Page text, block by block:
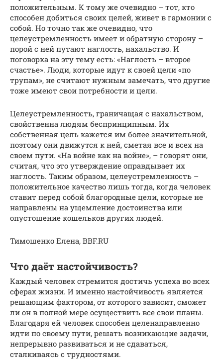
положительным. К тому же очевидно – тот, кто
способен добиться своих целей, живет в гармонии с
собой. Но точно так же очевидно, что
целеустремленность имеет и обратную сторону –
порой с ней путают наглость, нахальство. И
поговорка на эту тему есть: «Наглость – второе
счастье». Люди, которые идут к своей цели «по
трупам», не считают нужным замечать, что другие
тоже имеют свои потребности и цели.
Целеустремленность, граничащая с нахальством,
свойственна людям беспринципным. Их
собственная цель кажется им более значительной,
поэтому они движутся к ней, сметая все и всех на
своем пути. «На войне как на войне», – говорят они,
считая, что это утверждение оправдывает их
наглость. Таким образом, целеустремленность –
положительное качество лишь тогда, когда человек
ставит перед собой благородные цели, которые не
направлены на ущемление достоинства или
опустошение кошельков других людей.
Тимошенко Елена, BBF.RU
Что даёт настойчивость?
Каждый человек стремится достичь успеха во всех
сферах жизни. И именно настойчивость является
решающим фактором, от которого зависит, сможет
ли он в полной мере осуществить все свои планы.
Благодаря ей человек способен целенаправленно
идти по своему пути, решать возникающие задачи,
непрерывно развиваться и не сдаваться,
сталкиваясь с трудностями.